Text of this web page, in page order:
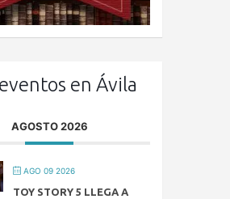
en Ávila
AGOSTO 2026
AGO 09 2026
TOY STORY 5 LLEGA A